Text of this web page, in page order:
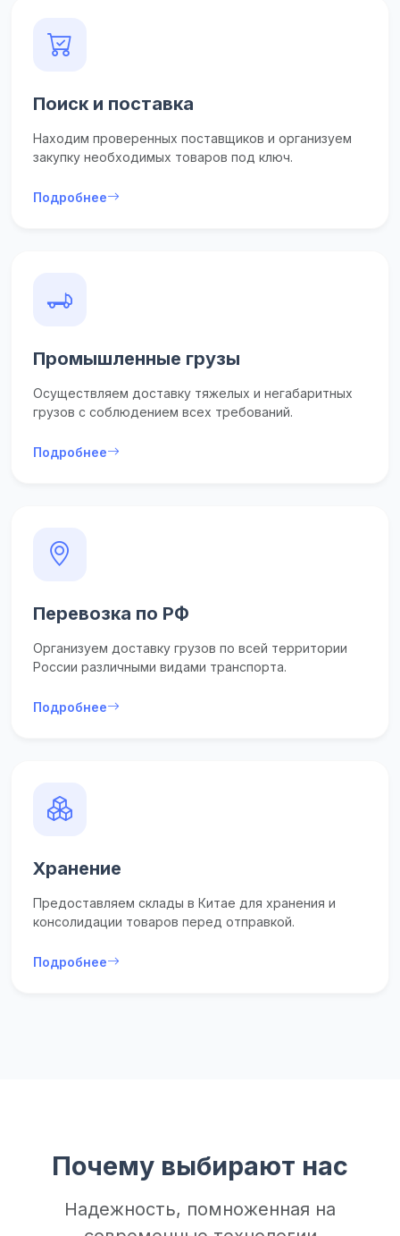
Поиск и поставка
Находим проверенных поставщиков и организуем
закупку необходимых товаров под ключ.
Подробнее
Промышленные грузы
Осуществляем доставку тяжелых и негабаритных
грузов с соблюдением всех требований.
Подробнее
Перевозка по РФ
Организуем доставку грузов по всей территории
России различными видами транспорта.
Подробнее
Хранение
Предоставляем склады в Китае для хранения и
консолидации товаров перед отправкой.
Подробнее
Почему выбирают нас
Надежность, помноженная на